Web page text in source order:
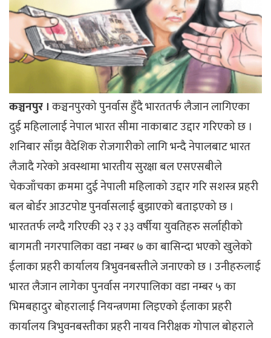
कञ्चनपुर ।कञ्चनपुरको पुनर्वास हुँदै भारततर्फ लैजान लागिएका
दुई महिलालाई नेपाल भारत सीमा नाकाबाट उद्दार गरिएको छ ।
शनिबार साँझ वैदेशिक रोजगारीको लागि भन्दै नेपालबाट भारत
लैजादै गरेको अवस्थामा भारतीय सुरक्षा बल एसएसबीले
चेकजाँचका क्रममा दुई नेपाली महिलाको उद्दार गरि सशस्त्र प्रहरी
बल बोर्डर आउटपोष्ट पुनर्वासलाई बुझाएको बताइएको छ ।
भारततर्फ लग्दै गरिएकी २३ र ३३ वर्षीया युवतिहरु सर्लाहीको
बागमती नगरपालिका वडा नम्बर ७ का बासिन्दा भएको खुलेको
ईलाका प्रहरी कार्यालय त्रिभुवनबस्तीले जनाएको छ । उनीहरुलाई
भारत लैजान लागेका पुनर्वास नगरपालिका वडा नम्बर ५ का
भिमबहादुर बोहरालाई नियन्त्रणमा लिइएको ईलाका प्रहरी
कार्यालय त्रिभुवनबस्तीका प्रहरी नायव निरीक्षक गोपाल बोहराले